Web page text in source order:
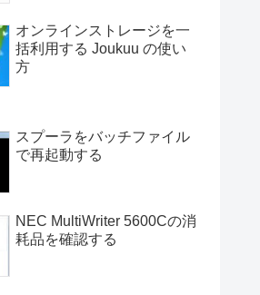
オンラインストレージを一
括利用する Joukuu の使い
方
スプーラをバッチファイル
で再起動する
NEC MultiWriter 5600Cの消
耗品を確認する